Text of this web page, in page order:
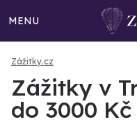
MENU
Zážitky.cz
Zážitky v
do 3000 Kč